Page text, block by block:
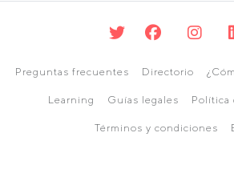
Preguntas frecuentes Directorio
Learning Guías legales Política
Términos y condiciones